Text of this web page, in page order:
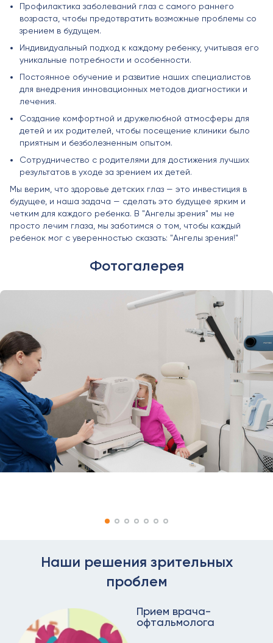
Профилактика заболеваний глаз с самого раннего
возраста, чтобы предотвратить возможные проблемы со
зрением в будущем.
Индивидуальный подход к каждому ребенку, учитывая его
уникальные потребности и особенности.
Постоянное обучение и развитие наших специалистов
для внедрения инновационных методов диагностики и
лечения.
Создание комфортной и дружелюбной атмосферы для
детей и их родителей, чтобы посещение клиники было
приятным и безболезненным опытом.
Сотрудничество с родителями для достижения лучших
результатов в уходе за зрением их детей.
Мы верим, что здоровье детских глаз — это инвестиция в
будущее, и наша задача — сделать это будущее ярким и
четким для каждого ребенка. В "Ангелы зрения" мы не
просто лечим глаза, мы заботимся о том, чтобы каждый
ребенок мог с уверенностью сказать: "Ангелы зрения!"
Фотогалерея
Наши решения зрительных
проблем
Прием врача-
офтальмолога